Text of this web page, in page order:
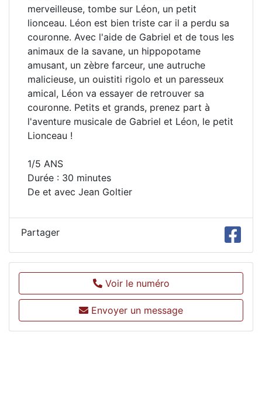
merveilleuse, tombe sur Léon, un petit
lionceau. Léon est bien triste car il a perdu sa
couronne. Avec l'aide de Gabriel et de tous les
animaux de la savane, un hippopotame
amusant, un zèbre farceur, une autruche
malicieuse, un ouistiti rigolo et un paresseux
amical, Léon va essayer de retrouver sa
couronne. Petits et grands, prenez part à
l'aventure musicale de Gabriel et Léon, le petit
Lionceau !
1/5 ANS
Durée : 30 minutes
De et avec Jean Goltier
Partager
Voir le numéro
Envoyer un message